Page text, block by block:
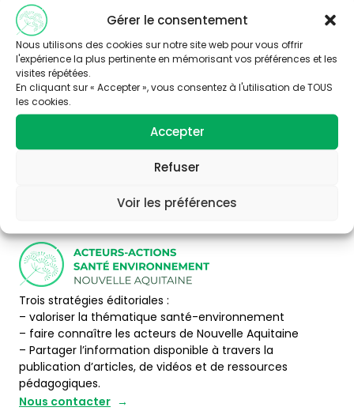
Gérer le consentement
Nous utilisons des cookies sur notre site web pour vous offrir
l'expérience la plus pertinente en mémorisant vos préférences et les
visites répétées.
En cliquant sur « Accepter », vous consentez à l'utilisation de TOUS
les cookies.
Accepter
Refuser
Voir les préférences
notre newsletter
Trois stratégies éditoriales :
– valoriser la thématique santé-environnement
– faire connaître les acteurs de Nouvelle Aquitaine
– Partager l’information disponible à travers la
publication d’articles, de vidéos et de ressources
pédagogiques.
Nous contacter